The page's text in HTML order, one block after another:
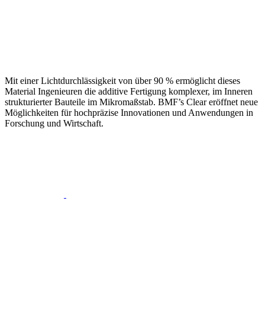
Mit einer Lichtdurchlässigkeit von über 90 % ermöglicht dieses
Material Ingenieuren die additive Fertigung komplexer, im Inneren
strukturierter Bauteile im Mikromaßstab. BMF’s Clear eröffnet neue
Möglichkeiten für hochpräzise Innovationen und Anwendungen in
Forschung und Wirtschaft.